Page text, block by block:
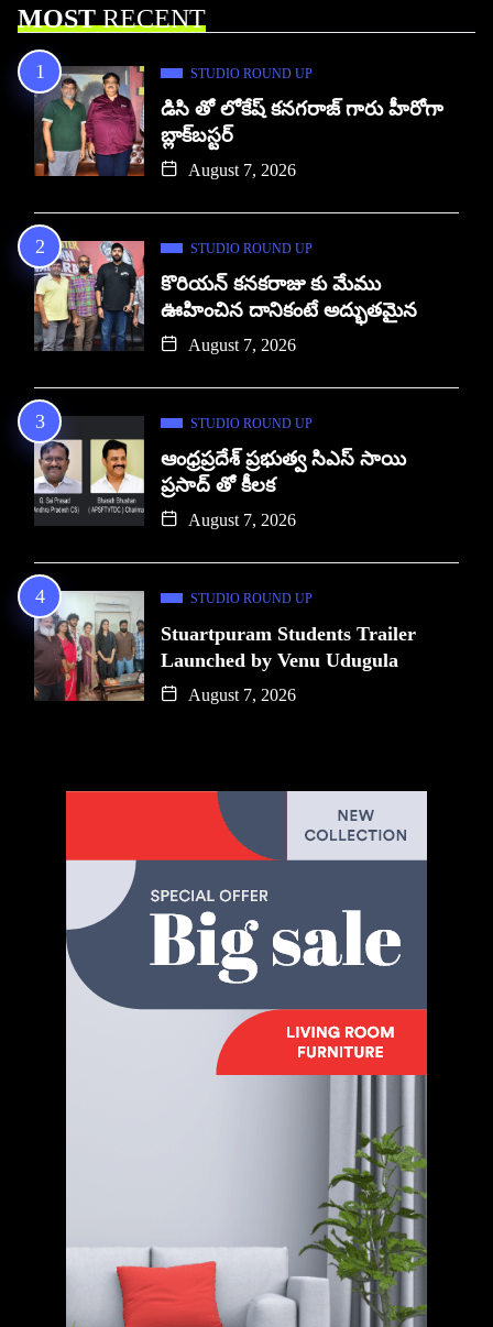
MOSTRECENT
STUDIO ROUND UP
డిసి తో లోకేష్ కనగరాజ్ గారు హీరోగా
బ్లాక్‌బస్టర్
August 7, 2026
STUDIO ROUND UP
కొరియన్ కనకరాజు కు మేము
ఊహించిన దానికంటే అద్భుతమైన
August 7, 2026
STUDIO ROUND UP
ఆంధ్రప్రదేశ్ ప్రభుత్వ సిఎస్ సాయి
ప్రసాద్ తో కీలక
August 7, 2026
STUDIO ROUND UP
Stuartpuram Students Trailer
Launched by Venu Udugula
August 7, 2026